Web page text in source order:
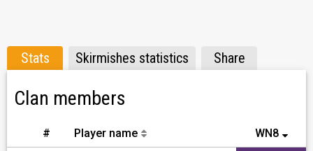
Stats Skirmishes statistics Share
Clan members
# Player name WN8